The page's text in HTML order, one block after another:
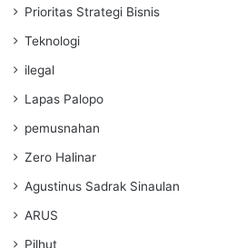
Prioritas Strategi Bisnis
Teknologi
ilegal
Lapas Palopo
pemusnahan
Zero Halinar
Agustinus Sadrak Sinaulan
ARUS
Pilhut